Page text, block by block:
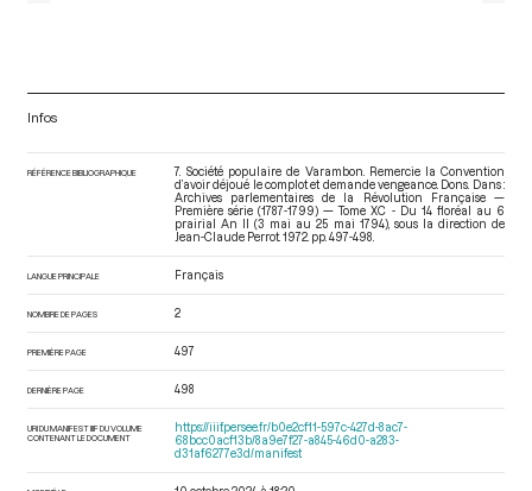
Infos
RÉFÉRENCE BIBLIOGRAPHIQUE
7. Société populaire de Varambon. Remercie la Convention
d’avoir déjoué le complot et demande vengeance. Dons. Dans :
Archives parlementaires de la Révolution Française —
Première série (1787-1799) — Tome XC - Du 14 floréal au 6
prairial An II (3 mai au 25 mai 1794), sous la direction de
Jean-Claude Perrot. 1972. pp. 497-498.
LANGUE PRINCIPALE Français
NOMBRE DE PAGES 2
PREMIÈRE PAGE 497
DERNIÈRE PAGE 498
URI DU MANIFEST IIIF DU VOLUME
CONTENANT LE DOCUMENT
https://iiif.persee.fr/b0e2cf11-597c-427d-8ac7-
68bcc0acf13b/8a9e7f27-a845-46d0-a283-
d31af6277e3d/manifest